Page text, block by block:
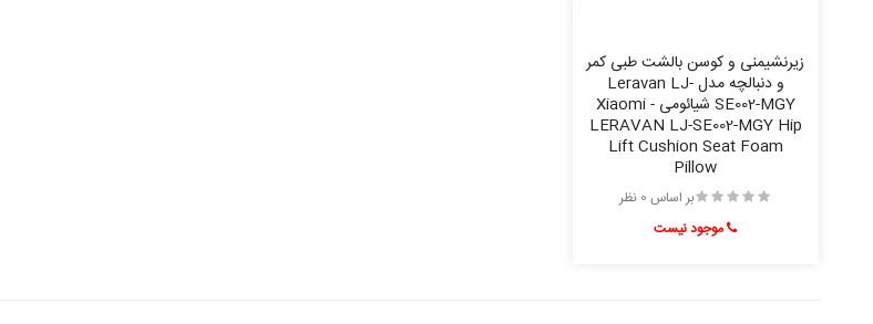
زیرنشیمنی و کوسن بالشت طبی کمر
و دنبالچه مدل Leravan LJ-
SE002-MGY شیائومی - Xiaomi
LERAVAN LJ-SE002-MGY Hip
Lift Cushion Seat Foam
Pillow
بر اساس 0 نظر
موجود نیست